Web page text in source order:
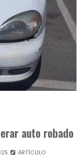
auto robado
ARTÍCULO